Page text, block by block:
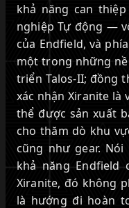
khả năng can
nghiệp Tự động —
của Endfield, và
một trong những
triển Talos-II; đồng
xác nhận Xiranite là
thể được sản xuất
cho thăm dò khu
cũng như gear.
khả năng Endfield
Xiranite, đó không
là hướng đi hoàn